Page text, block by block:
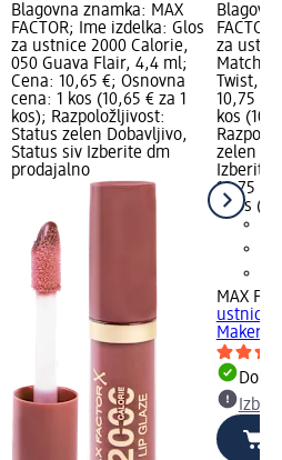
Blagovna znamka: MAX
FACTOR; Ime izdelka: Glos
za ustnice 2000 Calorie,
050 Guava Flair, 4,4 ml;
Cena: 10,65 €; Osnovna
cena: 1 kos (10,65 € za 1
kos); Razpoložljivost:
Status zelen Dobavljivo,
Status siv Izberite dm
prodajalno
za
Match
Twist,
10,75 €;
kos
zelen
Izberite
10,75 €
1 kos
MAX
ustnice
Maker,